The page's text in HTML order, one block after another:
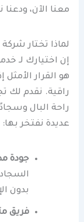
معنا الآن،
لماذا تختار
إن اختيارك لـ
هو القرار
راقية. نقدم لك
راحة البال
عديدة نفتخر بها:
جودة
بدون
فريق